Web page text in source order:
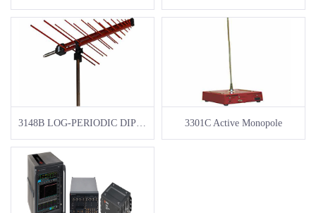
3301C Active Monopole